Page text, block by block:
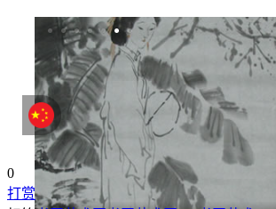
0
打赏